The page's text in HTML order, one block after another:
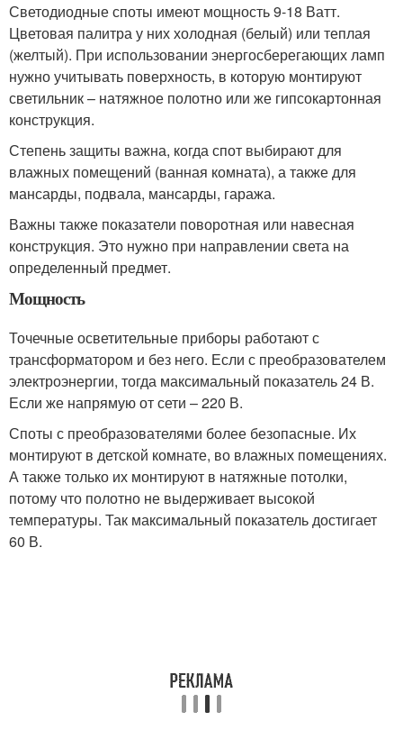
Светодиодные споты имеют мощность 9-18 Ватт.
Цветовая палитра у них холодная (белый) или теплая
(желтый). При использовании энергосберегающих ламп
нужно учитывать поверхность, в которую монтируют
светильник – натяжное полотно или же гипсокартонная
конструкция.
Степень защиты важна, когда спот выбирают для
влажных помещений (ванная комната), а также для
мансарды, подвала, мансарды, гаража.
Важны также показатели поворотная или навесная
конструкция. Это нужно при направлении света на
определенный предмет.
Мощность
Точечные осветительные приборы работают с
трансформатором и без него. Если с преобразователем
электроэнергии, тогда максимальный показатель 24 В.
Если же напрямую от сети – 220 В.
Споты с преобразователями более безопасные. Их
монтируют в детской комнате, во влажных помещениях.
А также только их монтируют в натяжные потолки,
потому что полотно не выдерживает высокой
температуры. Так максимальный показатель достигает
60 В.